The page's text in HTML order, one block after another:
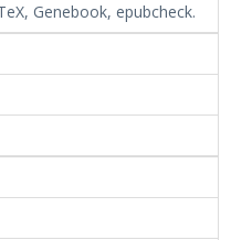
Genebook, epubcheck.